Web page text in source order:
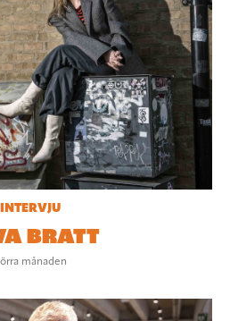
INTERVJU
BRATT
månaden